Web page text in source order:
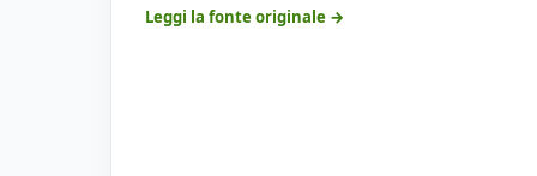
Leggi la fonte originale →